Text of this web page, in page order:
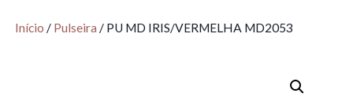
Início / Pulseira / PU MD IRIS/VERMELHA MD2053